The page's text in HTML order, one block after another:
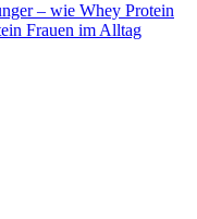
– wie Whey Protein
Frauen im Alltag